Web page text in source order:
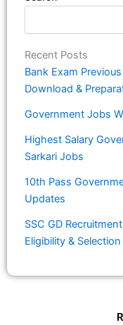
Recent Posts
Bank Exam
Download &
Government Jobs
Highest Salary
Sarkari Jobs
10th Pass
Updates
SSC GD
Eligibility &